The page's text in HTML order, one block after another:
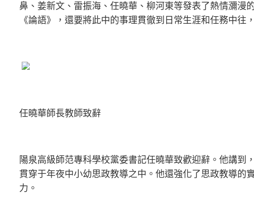
鼻、姜新文、雷振海、任曉華、柳河東等發表了熱情瀰漫
《論語》，還要將此中的事理貫徹到日常生涯和任務中往
任曉華師長教師致辭
陽泉高級師范專科學校黨委書記任曉華致歡迎辭。他講
貫穿于年夜中小幼思政教導之中。他還強化了思政教導
力。